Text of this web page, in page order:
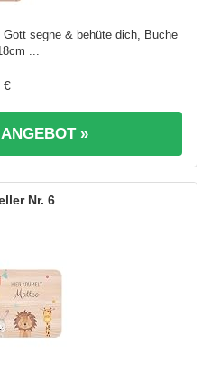
segne & behüte dich, Buche
...
€
»
6